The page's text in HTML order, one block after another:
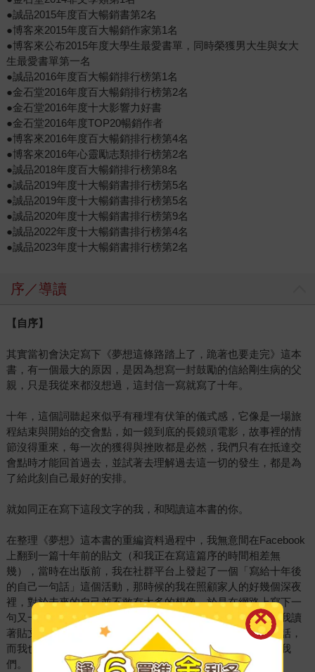
●誠品2015年度百大暢銷書第2名
●博客來2015年度百大暢銷作家第1名
●博客來公布2015年度大學生最愛書單，同時榮獲男大生與女大
生最愛書單第一名
●誠品2016年度百大暢銷排行榜第1名
●金石堂2016年度百大暢銷排行榜第2名
●金石堂2016年度十大影響力好書
●金石堂2016年度TOP20暢銷作者
●博客來2016年度百大暢銷排行榜第4名
●博客來2016年心靈勵志類排行榜第2名
●誠品2018年度百大暢銷排行榜第8名
●誠品2019年度十大暢銷書排行榜第5名
●誠品2019年度十大暢銷書排行榜第5名
●誠品2020年度十大暢銷書排行榜第9名
●誠品2022年度十大暢銷書排行榜第4名
●誠品2023年度十大暢銷書排行榜第2名
序／導讀
【自序】
其實當初會決定寫下《夢想這條路踏上了，跪著也要走完》這本
書，有一個最大的原因，是因為想寫一封鼓勵的信給剛生病的父
親，只是我從來都沒想過，這封信一寫就寫了十年。
十年，這個詞聽起來似乎有種埋有伏筆的儀式感，它像是一場旅
程結束與開始的交會點，如一鏡到底的長鏡頭電影，故事裡的情
節沒得重來，每一次的獲得與挫敗都是必然，我們只有在抵達交
會點時才能回首過去，並試著去理解過去這一切的發生，都是為
了給此刻自己最好的安排。
就如同正在寫下這段文字的我，和閱讀這本書的你。
在整理《夢想》這本書的重編資料過程中，我無意間在Facebook
上翻到一篇十年前的貼文（和我正在寫這篇序的時間相差無
幾），當時在出版前，我在社群平台上發起了一個「寫給十年後
的自己一句話」這個活動，那時候的我在照顧家人的好幾個深夜
裡，對於未來的自己並不敢有太多的想像，於是在網路上寫下一
句又一句的正能量，給沒人發現那個也渴望被擁抱的自己，我讀
著貼文底下那好幾百個人陪著我一起寫給十年後自己的一段話，
而我也將這本書給寫完，連同那份陪伴一起寄給了十年後的我
們。